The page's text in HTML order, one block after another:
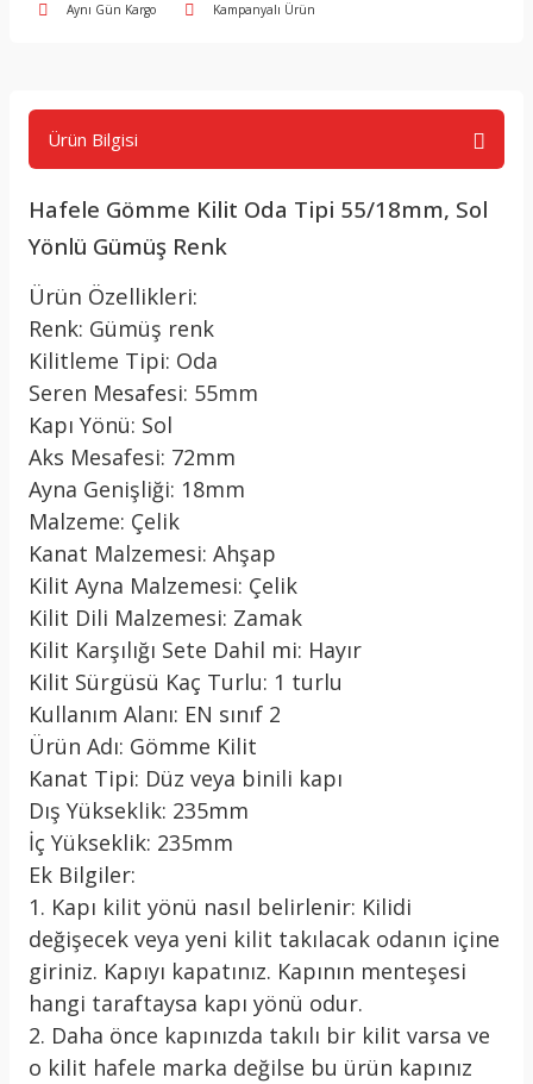
Aynı Gün Kargo Kampanyalı Ürün
Ürün Bilgisi
Hafele Gömme Kilit Oda Tipi 55/18mm, Sol
Yönlü Gümüş Renk
Ürün Özellikleri:
Renk: Gümüş renk
Kilitleme Tipi: Oda
Seren Mesafesi: 55mm
Kapı Yönü: Sol
Aks Mesafesi: 72mm
Ayna Genişliği: 18mm
Malzeme: Çelik
Kanat Malzemesi: Ahşap
Kilit Ayna Malzemesi: Çelik
Kilit Dili Malzemesi: Zamak
Kilit Karşılığı Sete Dahil mi: Hayır
Kilit Sürgüsü Kaç Turlu: 1 turlu
Kullanım Alanı: EN sınıf 2
Ürün Adı: Gömme Kilit
Kanat Tipi: Düz veya binili kapı
Dış Yükseklik: 235mm
İç Yükseklik: 235mm
Ek Bilgiler:
1. Kapı kilit yönü nasıl belirlenir: Kilidi
değişecek veya yeni kilit takılacak odanın içine
giriniz. Kapıyı kapatınız. Kapının menteşesi
hangi taraftaysa kapı yönü odur.
2. Daha önce kapınızda takılı bir kilit varsa ve
o kilit hafele marka değilse bu ürün kapınız